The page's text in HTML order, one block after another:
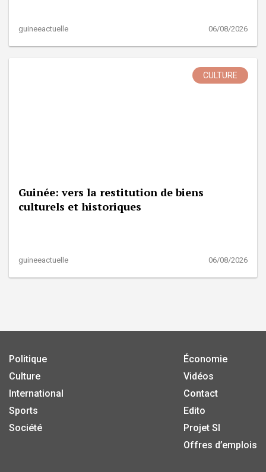
guineeactuelle 06/08/2026
CULTURE
Guinée: vers la restitution de biens
culturels et historiques
guineeactuelle 06/08/2026
Politique
Culture
International
Sports
Société
Économie
Vidéos
Contact
Edito
Projet SI
Offres d’emplois